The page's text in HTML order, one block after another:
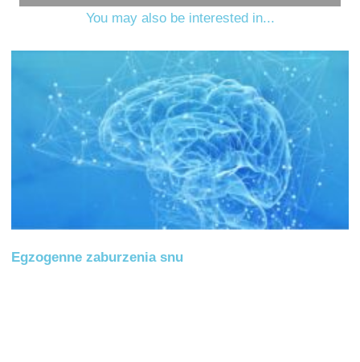
You may also be interested in...
Egzogenne zaburzenia snu